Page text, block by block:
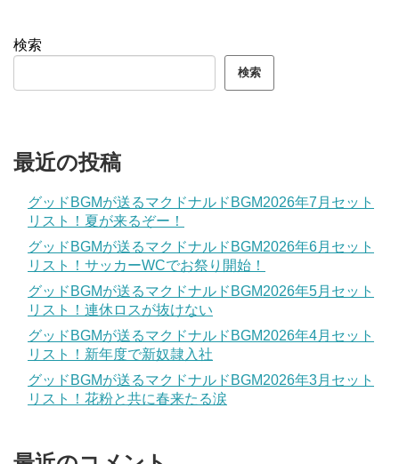
検索
検索
最近の投稿
グッドBGMが送るマクドナルドBGM2026年7月セット
リスト！夏が来るぞー！
グッドBGMが送るマクドナルドBGM2026年6月セット
リスト！サッカーWCでお祭り開始！
グッドBGMが送るマクドナルドBGM2026年5月セット
リスト！連休ロスが抜けない
グッドBGMが送るマクドナルドBGM2026年4月セット
リスト！新年度で新奴隷入社
グッドBGMが送るマクドナルドBGM2026年3月セット
リスト！花粉と共に春来たる涙